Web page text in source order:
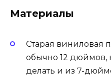
Материалы
Старая виниловая
обычно 12 дюймов,
делать и из 7-